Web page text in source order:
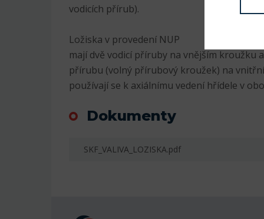
vodicích přírub).
Ložiska v provedení NUP
mají dvě vodicí příruby na vnějším kroužku
přírubu (volný přírubový kroužek) na
používají se k axiálnímu vedení hřídele v
Dokumenty
SKF_VALIVA_LOZISKA.pdf